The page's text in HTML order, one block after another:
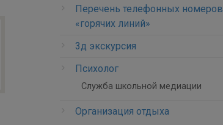
Перечень телефонных номеров
«горячих линий»
3д экскурсия
Психолог
Служба школьной медиации
Организация отдыха